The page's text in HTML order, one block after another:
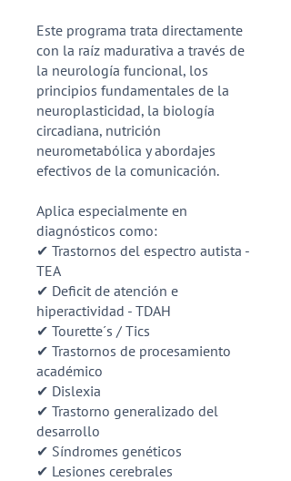
Este programa trata directamente
con la raíz madurativa a través de
la neurología funcional, los
principios fundamentales de la
neuroplasticidad, la biología
circadiana, nutrición
neurometabólica y abordajes
efectivos de la comunicación.
Aplica especialmente en
diagnósticos como:
✔ Trastornos del espectro autista -
TEA
✔ Deficit de atención e
hiperactividad - TDAH
✔ Tourette´s / Tics
✔ Trastornos de procesamiento
académico
✔ Dislexia
✔ Trastorno generalizado del
desarrollo
✔ Síndromes genéticos
✔ Lesiones cerebrales